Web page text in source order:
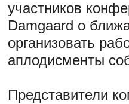
участников
Damgaard о
организовать
аплодисменты
Представители